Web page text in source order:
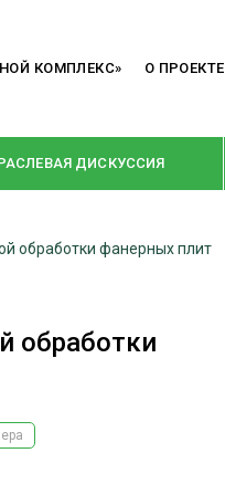
КОМПЛЕКС» О ПРОЕКТЕ
ДИСКУССИЯ
РУБРИКИ
ПЛАНОМ
ВНИМАНИЯ
обработки фанерных плит
обработки